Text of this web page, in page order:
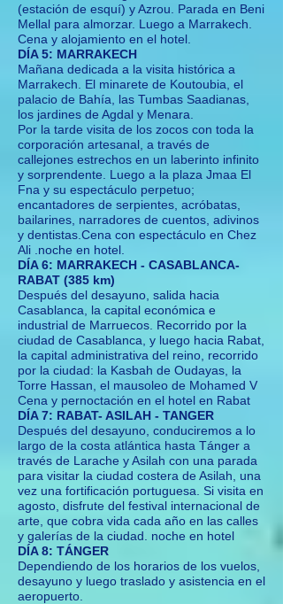
(estación de esquí) y Azrou. Parada en Beni
Mellal para almorzar. Luego a Marrakech.
Cena y alojamiento en el hotel.
DÍA 5: MARRAKECH
Mañana dedicada a la visita histórica a
Marrakech. El minarete de Koutoubia, el
palacio de Bahía, las Tumbas Saadianas,
los jardines de Agdal y Menara.
Por la tarde visita de los zocos con toda la
corporación artesanal, a través de
callejones estrechos en un laberinto infinito
y sorprendente. Luego a la plaza Jmaa El
Fna y su espectáculo perpetuo;
encantadores de serpientes, acróbatas,
bailarines, narradores de cuentos, adivinos
y dentistas.Cena con espectáculo en Chez
Ali .noche en hotel.
DÍA 6: MARRAKECH - CASABLANCA-
RABAT (385 km)
Después del desayuno, salida hacia
Casablanca, la capital económica e
industrial de Marruecos. Recorrido por la
ciudad de Casablanca, y luego hacia Rabat,
la capital administrativa del reino, recorrido
por la ciudad: la Kasbah de Oudayas, la
Torre Hassan, el mausoleo de Mohamed V
Cena y pernoctación en el hotel en Rabat
DÍA 7: RABAT- ASILAH - TANGER
Después del desayuno, conduciremos a lo
largo de la costa atlántica hasta Tánger a
través de Larache y Asilah con una parada
para visitar la ciudad costera de Asilah, una
vez una fortificación portuguesa. Si visita en
agosto, disfrute del festival internacional de
arte, que cobra vida cada año en las calles
y galerías de la ciudad. noche en hotel
DÍA 8: TÁNGER
Dependiendo de los horarios de los vuelos,
desayuno y luego traslado y asistencia en el
aeropuerto.